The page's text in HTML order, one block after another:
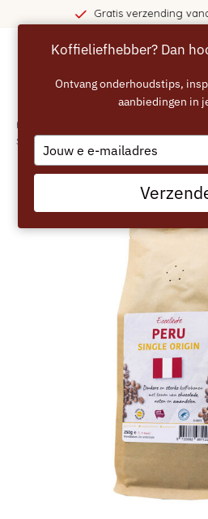
Home
Stevig
Koffieliefhebber? Dan
Ontvang onderhoudstips,
aanbiedingen in
Type
your
email